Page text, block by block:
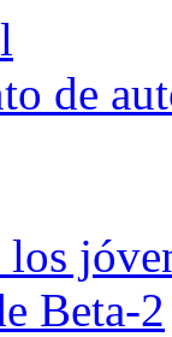
de
Beta-2